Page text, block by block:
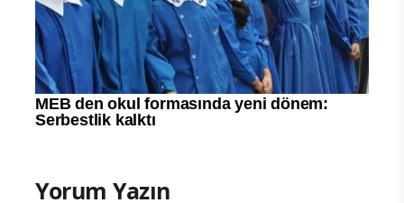
Yorum Yazın